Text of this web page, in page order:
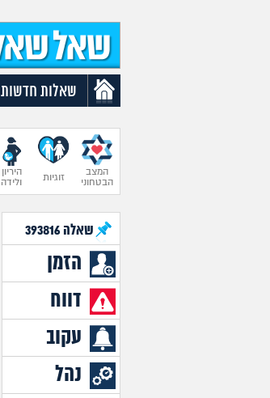
שאלות חדשות
המצב
הבטחוני
זוגיות
היריון
ולידה
שאלה393816
הזמן
דווח
עקוב
נהל